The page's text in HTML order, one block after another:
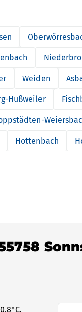
Weiden
Hußweiler
Hottenbach